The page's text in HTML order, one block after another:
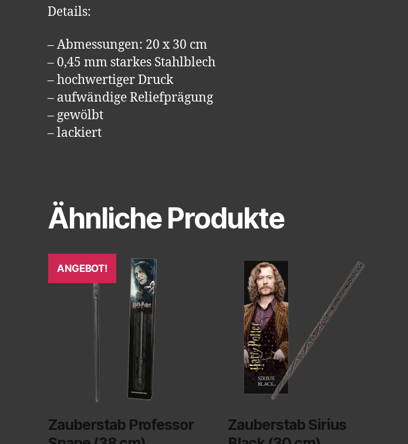
Details:
– Abmessungen: 20 x 30 cm
– 0,45 mm starkes Stahlblech
– hochwertiger Druck
– aufwändige Reliefprägung
– gewölbt
– lackiert
Ähnliche Produkte
ANGEBOT!
Zauberstab Professor
Zauberstab Sirius